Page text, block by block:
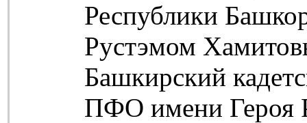
Республики
Рустэмом
Башкирский
ПФО имени Героя